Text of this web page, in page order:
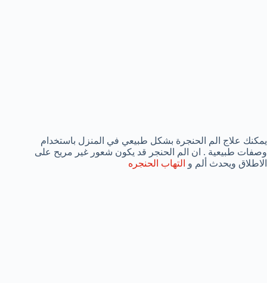
يمكنك علاج الم الحنجرة بشكل طبيعي في المنزل باستخدام
وصفات طبيعية . ان الم الحنجر قد يكون شعور غير مريح على
الاطلاق ويحدث ألم و التهاب الحنجره